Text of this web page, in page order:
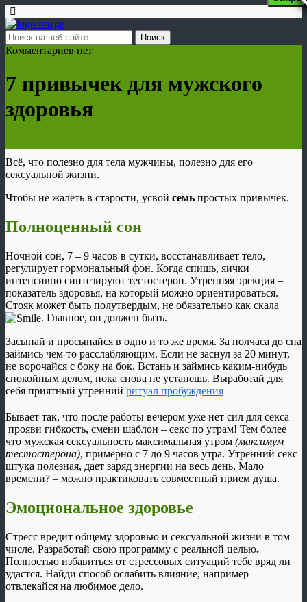
Комментариев нет
7 привычек для мужского
здоровья
Всё, что полезно для тела мужчины, полезно для его
сексуальной жизни.
Чтобы не жалеть в старости, усвой семь простых привычек.
Полноценный сон
Ночной сон, 7 – 9 часов в сутки, восстанавливает тело,
регулирует гормональный фон. Когда спишь, яички
интенсивно синтезируют тестостерон. Утренняя эрекция –
показатель здоровья, на который можно ориентироваться.
Стояк может быть полутвердым, не обязательно как скала
. Главное, он должен быть.
Засыпай и просыпайся в одно и то же время. За полчаса до сна
займись чем-то расслабляющим. Если не заснул за 20 минут,
не ворочайся с боку на бок. Встань и займись каким-нибудь
спокойным делом, пока снова не устанешь. Выработай для
себя приятный утренний ритуал пробуждения
Бывает так, что после работы вечером уже нет сил для секса –
прояви гибкость, смени шаблон – секс по утрам! Тем более
что мужская сексуальность максимальная утром (максимум
тестостерона), примерно с 7 до 9 часов утра. Утренний секс
штука полезная, дает заряд энергии на весь день. Мало
времени? – можно практиковать совместный прием душа.
Эмоциональное здоровье
Стресс вредит общему здоровью и сексуальной жизни в том
числе. Разработай свою программу с реальной целью.
Полностью избавиться от стрессовых ситуаций тебе вряд ли
удастся. Найди способ ослабить влияние, например
отвлекайся на любимое дело.